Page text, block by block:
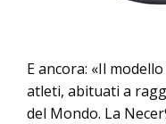
E ancora: «Il
atleti, abituati a
del Mondo. La